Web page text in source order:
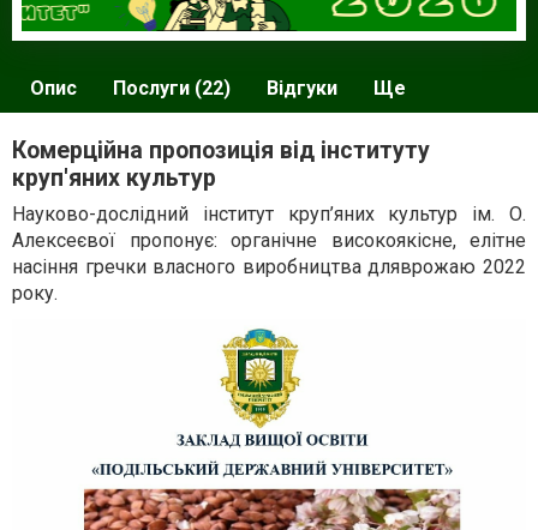
Опис Послуги (22) Відгуки Ще
Комерційна пропозиція від інституту
круп'яних культур
Науково-дослідний інститут круп’яних культур ім. О.
Алексеєвої пропонує: органічне високоякісне, елітне
насіння гречки власного виробництва дляврожаю 2022
року.